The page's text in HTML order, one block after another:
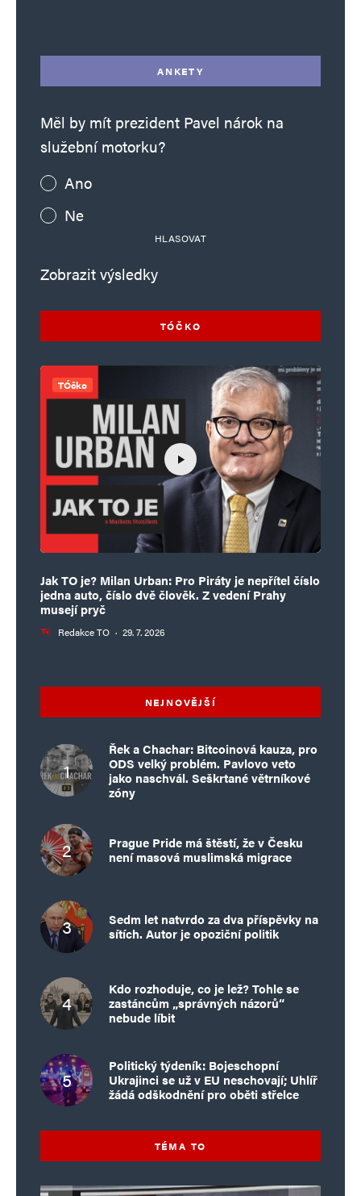
ANKETY
Měl by mít prezident Pavel nárok na
služební motorku?
Ano
Ne
HLASOVAT
Zobrazit výsledky
TÓČKO
TÓčko
Jak TO je? Milan Urban: Pro Piráty je nepřítel číslo
jedna auto, číslo dvě člověk. Z vedení Prahy
musejí pryč
Redakce TO · 29. 7. 2026
NEJNOVĚJŠÍ
Řek a Chachar: Bitcoinová kauza, pro
ODS velký problém. Pavlovo veto
jako naschvál. Seškrtané větrníkové
zóny
Prague Pride má štěstí, že v Česku
není masová muslimská migrace
Sedm let natvrdo za dva příspěvky na
sítích. Autor je opoziční politik
Kdo rozhoduje, co je lež? Tohle se
zastáncům „správných názorů“
nebude líbit
Politický týdeník: Bojeschopní
Ukrajinci se už v EU neschovají; Uhlíř
žádá odškodnění pro oběti střelce
TÉMA TO